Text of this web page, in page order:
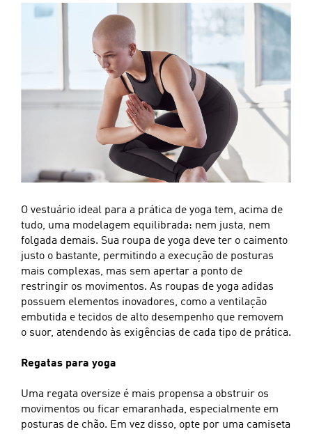
O vestuário ideal para a prática de yoga tem, acima de
tudo, uma modelagem equilibrada: nem justa, nem
folgada demais. Sua roupa de yoga deve ter o caimento
justo o bastante, permitindo a execução de posturas
mais complexas, mas sem apertar a ponto de
restringir os movimentos. As roupas de yoga adidas
possuem elementos inovadores, como a ventilação
embutida e tecidos de alto desempenho que removem
o suor, atendendo às exigências de cada tipo de prática.
Regatas para yoga
Uma regata oversize é mais propensa a obstruir os
movimentos ou ficar emaranhada, especialmente em
posturas de chão. Em vez disso, opte por uma camiseta